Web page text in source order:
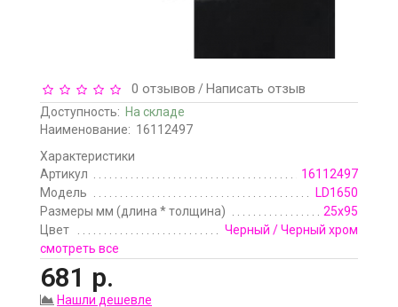
0 отзывов /Написать отзыв
Доступность: На складе
Наименование: 16112497
Характеристики
Артикул
16112497
Модель
LD1650
Размеры мм (длина * толщина)
25x95
Цвет
Черный / Черный хром
смотреть все
681 р.
Нашли дешевле